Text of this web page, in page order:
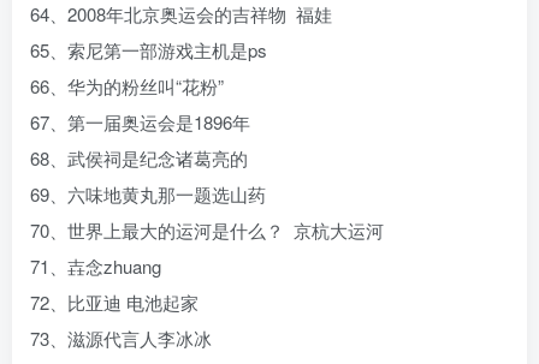
64、2008年北京奥运会的吉祥物 福娃
65、索尼第一部游戏主机是ps
66、华为的粉丝叫“花粉”
67、第一届奥运会是1896年
68、武侯祠是纪念诸葛亮的
69、六味地黄丸那一题选山药
70、世界上最大的运河是什么？ 京杭大运河
71、壵念zhuang
72、比亚迪 电池起家
73、滋源代言人李冰冰